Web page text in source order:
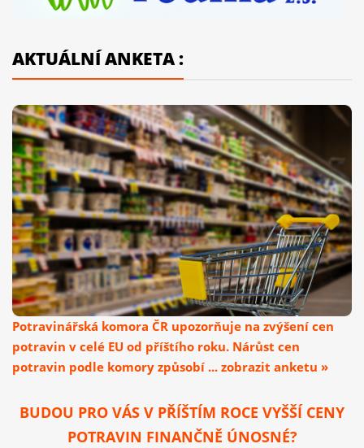
AKTUÁLNÍ ANKETA :
Potravinářská komora ČR upozorňuje na zvýšení cen
potravin v celé EU od příštího roku. Nárůst cen
potravin podle komory způsobí ... zobrazit anketu »
BUDOU PRO VÁS V PŘÍŠTÍM ROCE VYŠŠÍ CENY
POTRAVIN FINANČNĚ ÚNOSNÉ?